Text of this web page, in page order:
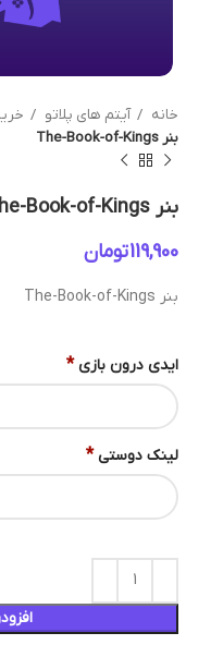
خانه آیتم های پلاتو
بنر The-Book-of-Kings
بنر The-Book-of-Kings
تومان
بنر The-Book-of-Kings
ایدی درون بازی *
لینک دوستی *